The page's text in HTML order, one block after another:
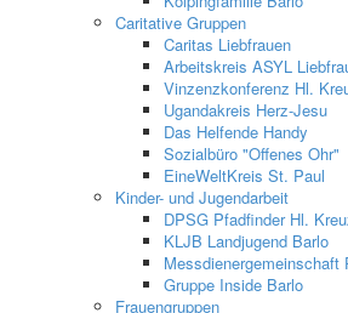
Caritative Gruppen
Caritas Liebfrauen
Arbeitskreis ASYL
Vinzenzkonferenz Hl.
Ugandakreis Herz-Jesu
Das Helfende Handy
Sozialbüro "Offenes Ohr"
EineWeltKreis St. Paul
Kinder- und Jugendarbeit
DPSG Pfadfinder Hl.
KLJB Landjugend Barlo
Messdienergemeinschaft
Gruppe Inside Barlo
Frauengruppen